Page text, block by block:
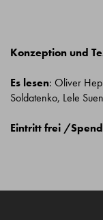
Konzeption und
Es lesen: Oliver
Soldatenko, Lele
Eintritt frei /